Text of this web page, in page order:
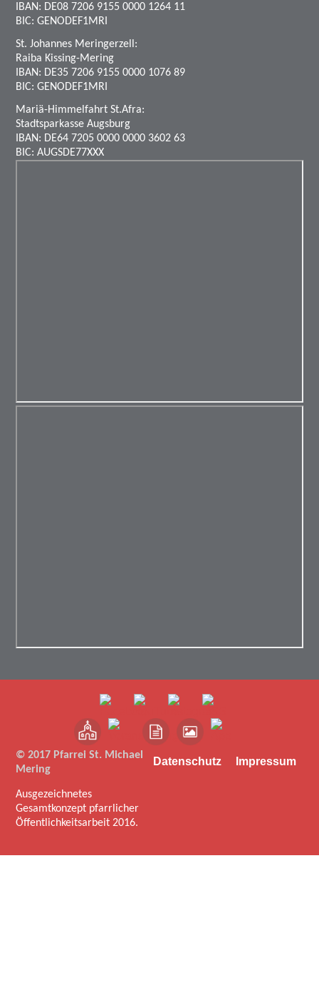
IBAN: DE08 7206 9155 0000 1264 11
BIC: GENODEF1MRI
St. Johannes Meringerzell:
Raiba Kissing-Mering
IBAN: DE35 7206 9155 0000 1076 89
BIC: GENODEF1MRI
Mariä-Himmelfahrt St.Afra:
Stadtsparkasse Augsburg
IBAN: DE64 7205 0000 0000 3602 63
BIC: AUGSDE77XXX
© 2017 Pfarrei St. Michael
Mering
Ausgezeichnetes
Gesamtkonzept pfarrlicher
Öffentlichkeitsarbeit 2016.
Datenschutz Impressum